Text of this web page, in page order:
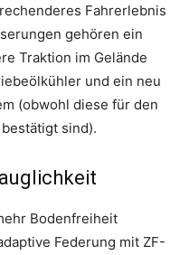
Fahrerlebnis
gehören ein
Traktion im Gelände
und ein neu
(obwohl diese für den
sind).
Bodenfreiheit
Federung mit ZF-